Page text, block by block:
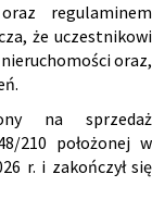
regulaminem
że uczestnikowi
oraz,
na sprzedaż
210 położonej w
r. i zakończył się